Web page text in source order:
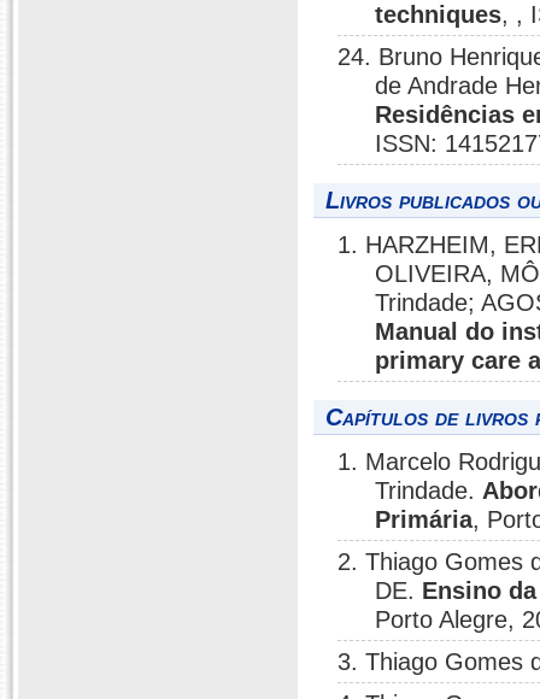
techniques, ,
24. Bruno
de Andrade
Residências
ISSN:
Livros publicados
1. HARZHEIM,
OLIVEIRA,
Trindade;
Manual do
primary care
Capítulos de livros
1. Marcelo
Trindade.
Primária,
2. Thiago Gomes
DE. Ensino
Porto Alegre,
3. Thiago Gomes